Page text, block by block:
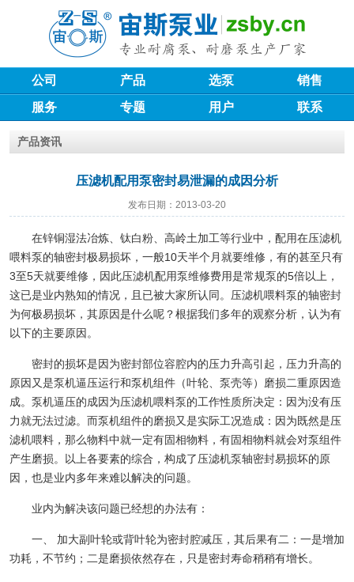
公司 产品 选泵
销售
服务
专题 用户 联系
产品资讯
压滤机配用泵密封易泄漏的成因分析
发布日期：2013-03-20
在锌铜湿法冶炼、钛白粉、高岭土加工等行业中，配用在压滤机
喂料泵的轴密封极易损坏，一般10天半个月就要维修，有的甚至只有
3至5天就要维修，因此压滤机配用泵维修费用是常规泵的5倍以上，
这已是业内熟知的情况，且已被大家所认同。压滤机喂料泵的轴密封
为何极易损坏，其原因是什么呢？根据我们多年的观察分析，认为有
以下的主要原因。
密封的损坏是因为密封部位容腔内的压力升高引起，压力升高的
原因又是泵机逼压运行和泵机组件（叶轮、泵壳等）磨损二重原因造
成。泵机逼压的成因为压滤机喂料泵的工作性质所决定：因为没有压
力就无法过滤。而泵机组件的磨损又是实际工况造成：因为既然是压
滤机喂料，那么物料中就一定有固相物料，有固相物料就会对泵组件
产生磨损。以上各要素的综合，构成了压滤机泵轴密封易损坏的原
因，也是业内多年来难以解决的问题。
业内为解决该问题已经想的办法有：
一、 加大副叶轮或背叶轮为密封腔减压，其后果有二：一是增加
功耗，不节约；二是磨损依然存在，只是密封寿命稍稍有增长。